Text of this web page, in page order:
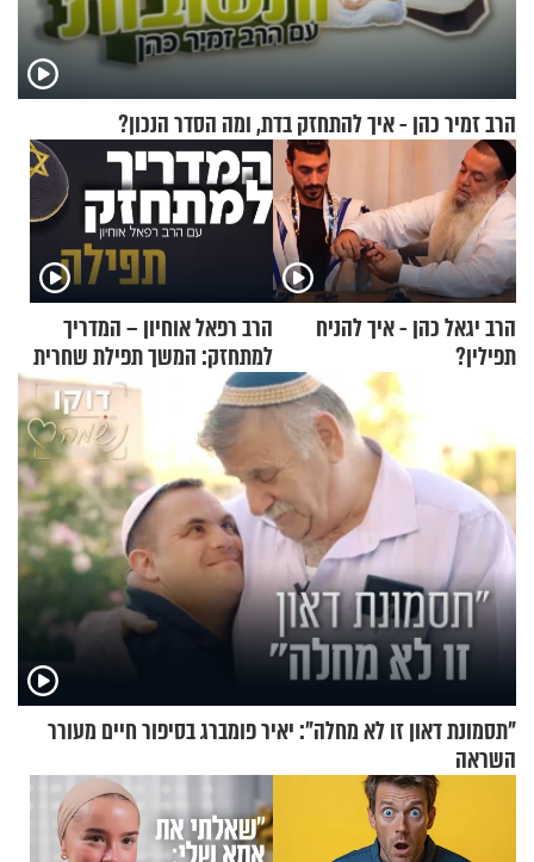
הרב זמיר כהן - איך להתחזק בדת, ומה הסדר הנכון?
הרב יגאל כהן - איך להניח
תפילין?
הרב רפאל אוחיון – המדריך
למתחזק: המשך תפילת שחרית
מאשרי ועד עלינו
"תסמונת דאון זו לא מחלה": יאיר פומברג בסיפור חיים מעורר
השראה